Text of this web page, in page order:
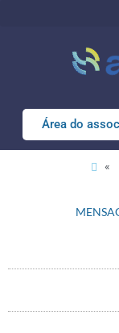
Área do
«